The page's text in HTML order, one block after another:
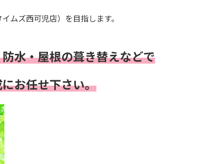
ムズ西可児店）を目指します。
水・屋根の葺き替えなどで
お任せ下さい。